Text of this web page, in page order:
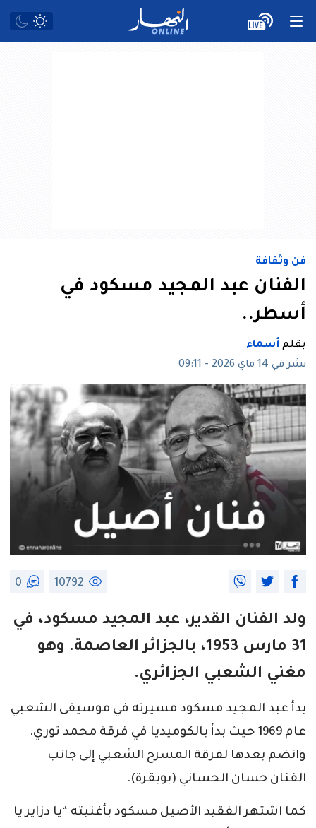
فن وثقافة
الفنان عبد المجيد مسكود في
أسطر..
بقلم أسماء
نشر في 14 ماي 2026 - 09:11
10792
0
ولد الفنان القدير، عبد المجيد مسكود، في
31 مارس 1953، بالجزائر العاصمة. وهو
مغني الشعبي الجزائري.
بدأ عبد المجيد مسكود مسيرته في موسيقى الشعبي
عام 1969 حيث بدأ بالكوميديا في فرقة محمد توري.
وانضم بعدها لفرقة المسرح الشعبي إلى جانب
الفنان حسان الحساني (بوبقرة).
كما اشتهر الفقيد الأصيل مسكود بأغنيته “يا دزاير يا